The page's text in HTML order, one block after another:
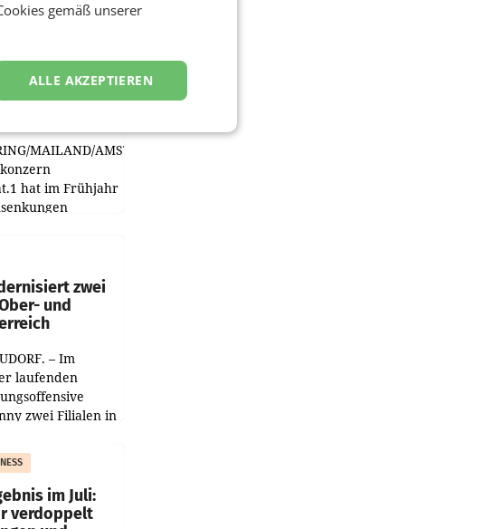
spart und
viel
MAILAND/AMSTERDAM.
hat im Frühjahr
deutlich
zwei
und
– Im
laufenden
zwei Filialen in
liegen in
rund
im Juli:
verdoppelt
gemäß unserer
ALLE AKZEPTIEREN